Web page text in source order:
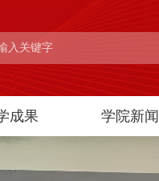
成果 学院新闻